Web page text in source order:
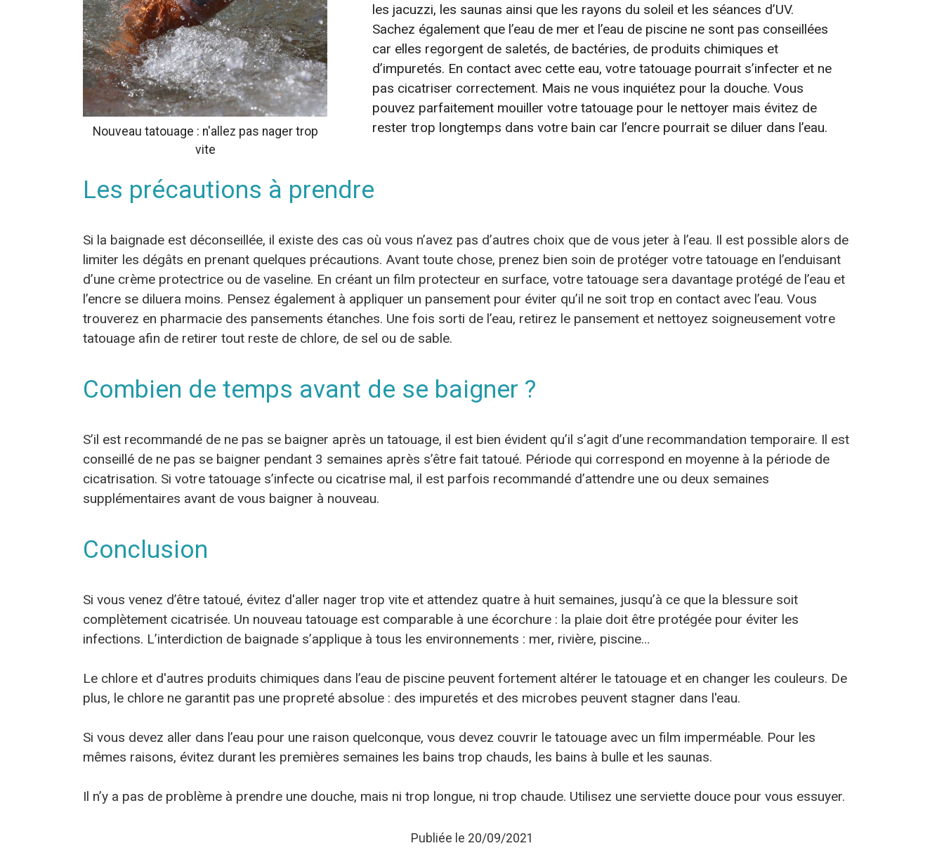
Nouveau tatouage : n'allez pas nager trop
vite
les jacuzzi, les saunas ainsi que les rayons du soleil et les séances d’UV.
Sachez également que l’eau de mer et l’eau de piscine ne sont pas conseillées
car elles regorgent de saletés, de bactéries, de produits chimiques et
d’impuretés. En contact avec cette eau, votre tatouage pourrait s’infecter et ne
pas cicatriser correctement. Mais ne vous inquiétez pour la douche. Vous
pouvez parfaitement mouiller votre tatouage pour le nettoyer mais évitez de
rester trop longtemps dans votre bain car l’encre pourrait se diluer dans l’eau.
Les précautions à prendre
Si la baignade est déconseillée, il existe des cas où vous n’avez pas d’autres choix que de vous jeter à l’eau. Il est possible alors de
limiter les dégâts en prenant quelques précautions. Avant toute chose, prenez bien soin de protéger votre tatouage en l’enduisant
d’une crème protectrice ou de vaseline. En créant un film protecteur en surface, votre tatouage sera davantage protégé de l’eau et
l’encre se diluera moins. Pensez également à appliquer un pansement pour éviter qu’il ne soit trop en contact avec l’eau. Vous
trouverez en pharmacie des pansements étanches. Une fois sorti de l’eau, retirez le pansement et nettoyez soigneusement votre
tatouage afin de retirer tout reste de chlore, de sel ou de sable.
Combien de temps avant de se baigner ?
S’il est recommandé de ne pas se baigner après un tatouage, il est bien évident qu’il s’agit d’une recommandation temporaire. Il est
conseillé de ne pas se baigner pendant 3 semaines après s’être fait tatoué. Période qui correspond en moyenne à la période de
cicatrisation. Si votre tatouage s’infecte ou cicatrise mal, il est parfois recommandé d’attendre une ou deux semaines
supplémentaires avant de vous baigner à nouveau.
Conclusion
Si vous venez d’être tatoué, évitez d'aller nager trop vite et attendez quatre à huit semaines, jusqu’à ce que la blessure soit
complètement cicatrisée. Un nouveau tatouage est comparable à une écorchure : la plaie doit être protégée pour éviter les
infections. L’interdiction de baignade s’applique à tous les environnements : mer, rivière, piscine…
Le chlore et d'autres produits chimiques dans l’eau de piscine peuvent fortement altérer le tatouage et en changer les couleurs. De
plus, le chlore ne garantit pas une propreté absolue : des impuretés et des microbes peuvent stagner dans l'eau.
Si vous devez aller dans l’eau pour une raison quelconque, vous devez couvrir le tatouage avec un film imperméable. Pour les
mêmes raisons, évitez durant les premières semaines les bains trop chauds, les bains à bulle et les saunas.
Il n’y a pas de problème à prendre une douche, mais ni trop longue, ni trop chaude. Utilisez une serviette douce pour vous essuyer.
Publiée le 20/09/2021